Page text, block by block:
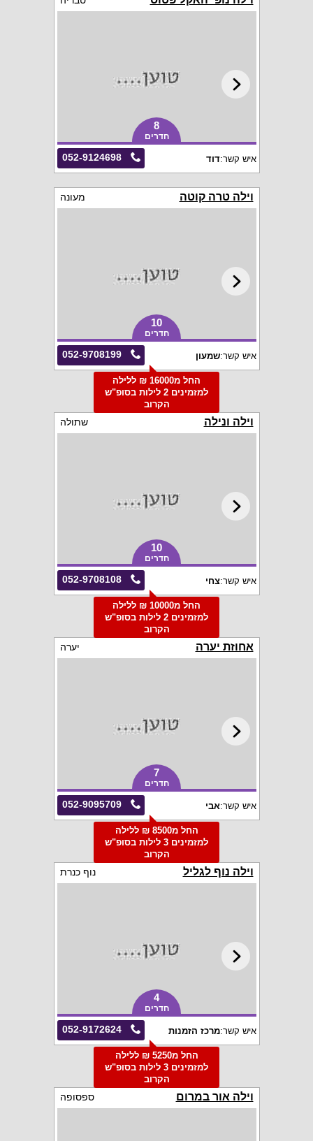
8
חדרים
052-9124698 איש קשר:דוד
וילה טרה קוטה מעונה
10
חדרים
052-9708199 איש קשר:שמעון
החל מ16000 ₪ ללילה
למזמינים 2 לילות בסופ"ש
הקרוב
וילה ונילה שתולה
10
חדרים
052-9708108 איש קשר:צחי
החל מ10000 ₪ ללילה
למזמינים 2 לילות בסופ"ש
הקרוב
אחוזת יערה יערה
7
חדרים
052-9095709 איש קשר:אבי
החל מ8500 ₪ ללילה
למזמינים 3 לילות בסופ"ש
הקרוב
וילה נוף לגליל נוף כנרת
4
חדרים
052-9172624 איש קשר:מרכז הזמנות
החל מ5250 ₪ ללילה
למזמינים 3 לילות בסופ"ש
הקרוב
וילה אור במרום ספסופה